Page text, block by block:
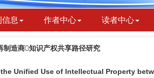
息 作者中心 读者中心
制造商知识产权共享路径研究
Unified Use of Intellectual Property